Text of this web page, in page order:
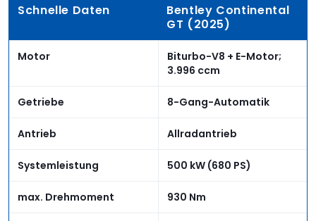
Schnelle Daten
Bentley Continental
GT (2025)
Motor
Biturbo-V8 + E-Motor;
3.996 ccm
Getriebe 8-Gang-Automatik
Antrieb Allradantrieb
Systemleistung 500 kW (680 PS)
max. Drehmoment 930 Nm